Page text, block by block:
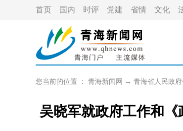
首页 国内 时评 党建 省情 文化
您当前的位置 ： 青海新闻网 → 青海省人民政
吴晓军就政府工作和